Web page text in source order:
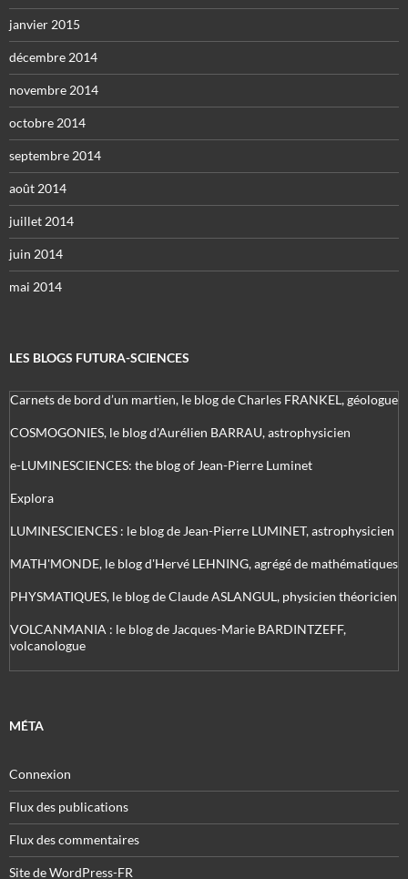
janvier 2015
décembre 2014
novembre 2014
octobre 2014
septembre 2014
août 2014
juillet 2014
juin 2014
mai 2014
LES BLOGS FUTURA-SCIENCES
Carnets de bord d’un martien, le blog de Charles FRANKEL, géologue
COSMOGONIES, le blog d'Aurélien BARRAU, astrophysicien
e-LUMINESCIENCES: the blog of Jean-Pierre Luminet
Explora
LUMINESCIENCES : le blog de Jean-Pierre LUMINET, astrophysicien
MATH'MONDE, le blog d'Hervé LEHNING, agrégé de mathématiques
PHYSMATIQUES, le blog de Claude ASLANGUL, physicien théoricien
VOLCANMANIA : le blog de Jacques-Marie BARDINTZEFF,
volcanologue
MÉTA
Connexion
Flux des publications
Flux des commentaires
Site de WordPress-FR